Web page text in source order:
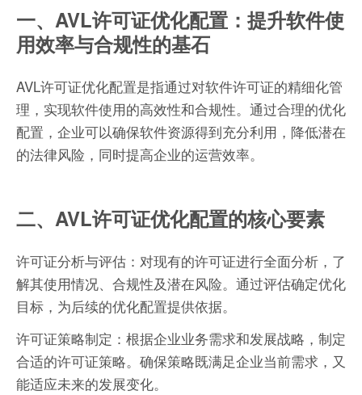
一、AVL许可证优化配置：提升软件使
用效率与合规性的基石
AVL许可证优化配置是指通过对软件许可证的精细化管
理，实现软件使用的高效性和合规性。通过合理的优化
配置，企业可以确保软件资源得到充分利用，降低潜在
的法律风险，同时提高企业的运营效率。
二、AVL许可证优化配置的核心要素
许可证分析与评估：对现有的许可证进行全面分析，了
解其使用情况、合规性及潜在风险。通过评估确定优化
目标，为后续的优化配置提供依据。
许可证策略制定：根据企业业务需求和发展战略，制定
合适的许可证策略。确保策略既满足企业当前需求，又
能适应未来的发展变化。